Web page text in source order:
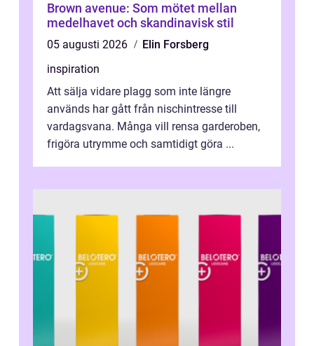
Brown avenue: Som mötet mellan
medelhavet och skandinavisk stil
05 augusti 2026
Elin Forsberg
inspiration
Att sälja vidare plagg som inte längre
används har gått från nischintresse till
vardagsvana. Många vill rensa garderoben,
frigöra utrymme och samtidigt göra ...